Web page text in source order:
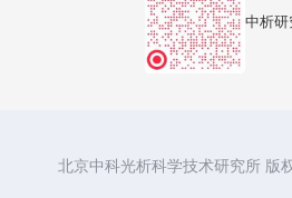
中析研
北京中科光析科学技术研究所 版